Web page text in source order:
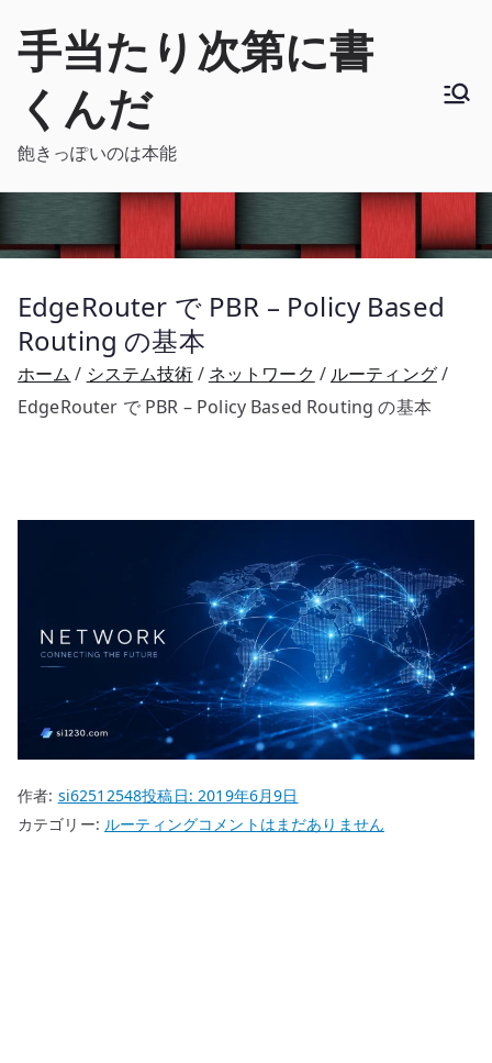
手当たり次第に書
くんだ
飽きっぽいのは本能
EdgeRouter で PBR – Policy Based
Routing の基本
ホーム システム技術 ネットワーク
ルーティング
EdgeRouter で PBR – Policy Based Routing の基本
作者: si62512548投稿日:2019年6月9日
カテゴリー: ルーティングEdgeRouter
コメントはまだありません